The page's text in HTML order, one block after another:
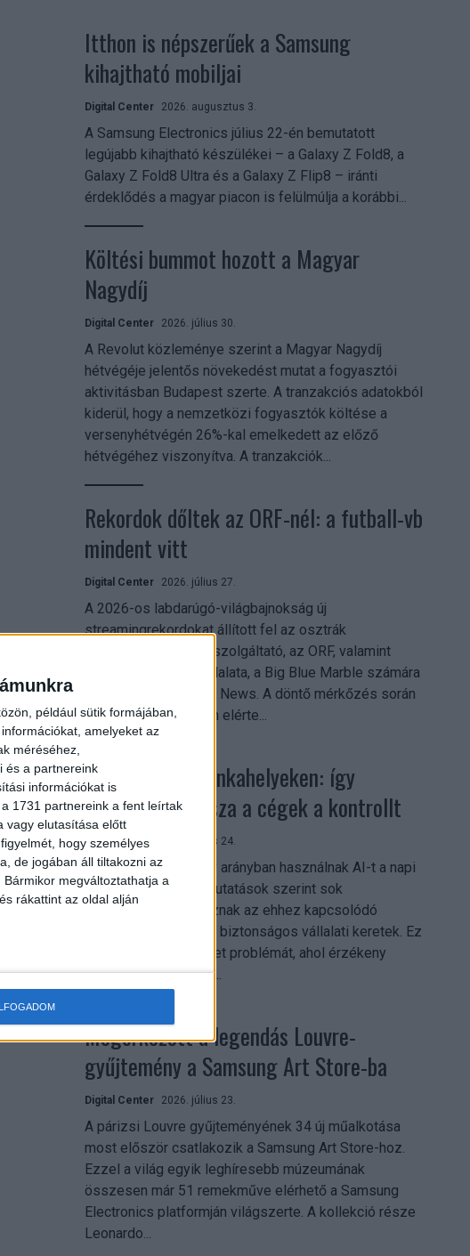
például sütik formájában,
amelyeket az
méréséhez,
és a partnereink
információkat is
1731 partnereink a fent leírtak
vagy elutasítása előtt
hogy személyes
de jogában áll tiltakozni az
megváltoztathatja a
rákattint az oldal alján
Itthon is népszerűek a Samsung
kihajtható mobiljai
Digital Center 2026. augusztus 3.
A Samsung Electronics július 22-én bemutatott
legújabb kihajtható készülékei – a Galaxy Z Fold8, a
Galaxy Z Fold8 Ultra és a Galaxy Z Flip8 – iránti
érdeklődés a magyar piacon is felülmúlja a korábbi...
Költési bummot hozott a Magyar
Nagydíj
Digital Center 2026. július 30.
A Revolut közleménye szerint a Magyar Nagydíj
hétvégéje jelentős növekedést mutat a fogyasztói
aktivitásban Budapest szerte. A tranzakciós adatokból
kiderül, hogy a nemzetközi fogyasztók költése a
versenyhétvégén 26%-kal emelkedett az előző
hétvégéhez viszonyítva. A tranzakciók...
Rekordok dőltek az ORF-nél: a futball-vb
mindent vitt
Digital Center 2026. július 27.
A 2026-os labdarúgó-világbajnokság új
streamingrekordokat állított fel az osztrák
közszolgálati műsorszolgáltató, az ORF, valamint
technológiai leányvállalata, a Big Blue Marble számára
– írja a Broadband TV News. A döntő mérkőzés során
az átlagos nézőszám elérte...
Shadow AI a munkahelyeken: így
szerezhetik vissza a cégek a kontrollt
Digital Center 2026. július 24.
A munkavállalók nagy arányban használnak AI-t a napi
munkában, ám friss kutatások szerint sok
szervezetnél hiányoznak az ehhez kapcsolódó
világos irányelvek és biztonságos vállalati keretek. Ez
különösen ott jelenthet problémát, ahol érzékeny
üzleti információkkal...
Megérkezett a legendás Louvre-
gyűjtemény a Samsung Art Store-ba
Digital Center 2026. július 23.
A párizsi Louvre gyűjteményének 34 új műalkotása
most először csatlakozik a Samsung Art Store-hoz.
Ezzel a világ egyik leghíresebb múzeumának
összesen már 51 remekműve elérhető a Samsung
Electronics platformján világszerte. A kollekció része
Leonardo...